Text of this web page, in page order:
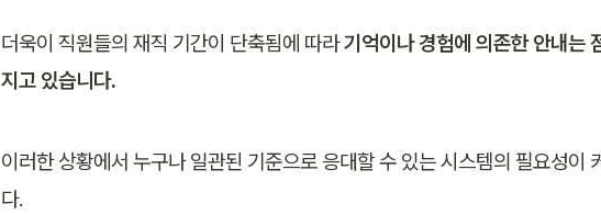
더욱이 직원들의 재직 기간이 단축됨에 따라 기억이나 경험에 의존한 안내는
지고 있습니다.
이러한 상황에서 누구나 일관된 기준으로 응대할 수 있는 시스템의 필요성이
다.